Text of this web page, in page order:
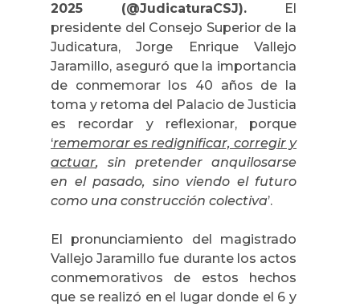
2025 (@JudicaturaCSJ).
El
presidente del Consejo Superior de la
Judicatura, Jorge Enrique Vallejo
Jaramillo, aseguró que la importancia
de conmemorar los 40 años de la
toma y retoma del Palacio de Justicia
es recordar y reflexionar, porque
‘rememorar es redignificar, corregir y
actuar, sin pretender anquilosarse
en el pasado, sino viendo el futuro
como una construcción colectiva’.
El pronunciamiento del magistrado
Vallejo Jaramillo fue durante los actos
conmemorativos de estos hechos
que se realizó en el lugar donde el 6 y